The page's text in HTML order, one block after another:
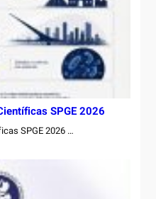
SPGE 2026
SPGE 2026 …